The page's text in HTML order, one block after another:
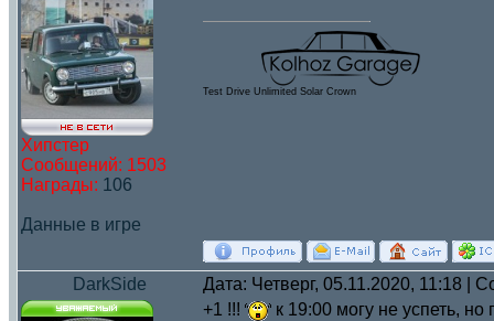
Хипстер
Сообщений: 1503
Награды: 106
Данные в игре
Test Drive Unlimited Solar Crown
DarkSide Дата: Четверг, 05.11.2020, 11:18 |
+1 !!! к 19:00 могу не успеть,